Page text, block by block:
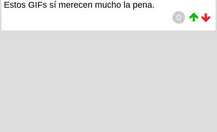
Estos GIFs sí merecen mucho la pena.
0